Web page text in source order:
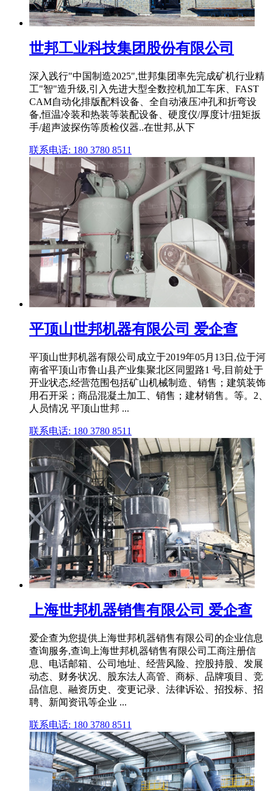
世邦工业科技集团股份有限公司
深入践行"中国制造2025",世邦集团率先完成矿机行业精
工"智"造升级,引入先进大型全数控机加工车床、FAST
CAM自动化排版配料设备、全自动液压冲孔和折弯设
备,恒温冷装和热装等装配设备、硬度仪/厚度计/扭矩扳
手/超声波探伤等质检仪器..在世邦,从下
联系电话: 180 3780 8511
平顶山世邦机器有限公司 爱企查
平顶山世邦机器有限公司成立于2019年05月13日,位于河
南省平顶山市鲁山县产业集聚北区同盟路1 号,目前处于
开业状态,经营范围包括矿山机械制造、销售；建筑装饰
用石开采；商品混凝土加工、销售；建材销售。等。2、
人员情况 平顶山世邦 ...
联系电话: 180 3780 8511
上海世邦机器销售有限公司 爱企查
爱企查为您提供上海世邦机器销售有限公司的企业信息
查询服务,查询上海世邦机器销售有限公司工商注册信
息、电话邮箱、公司地址、经营风险、控股持股、发展
动态、财务状况、股东法人高管、商标、品牌项目、竞
品信息、融资历史、变更记录、法律诉讼、招投标、招
聘、新闻资讯等企业 ...
联系电话: 180 3780 8511